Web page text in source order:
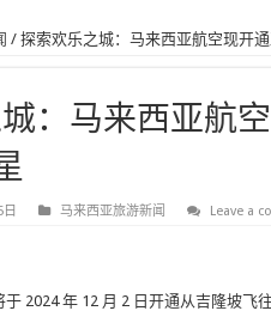
/ 探索欢乐之城：马来西亚航空现开
：马来西亚航
马来西亚旅游新闻 Leave a
2024 年 12 月 2 日开通从吉隆坡飞